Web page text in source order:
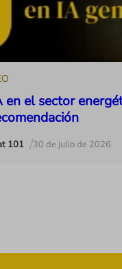
en el sector
101 /30 de julio de 2026